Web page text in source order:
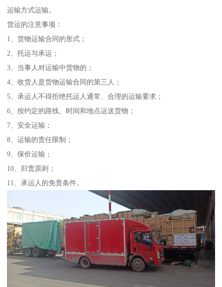
运输方式运输。
货运的注意事项：
1、货物运输合同的形式；
2、托运与承运；
3、当事人对运输中货物的；
4、收货人是货物运输合同的第三人；
5、承运人不得拒绝托运人通常、合理的运输要求；
6、按约定的路线、时间和地点运送货物；
7、安全运输；
8、运输的责任限制；
9、保价运输；
10、归责原则；
11、承运人的免责条件。